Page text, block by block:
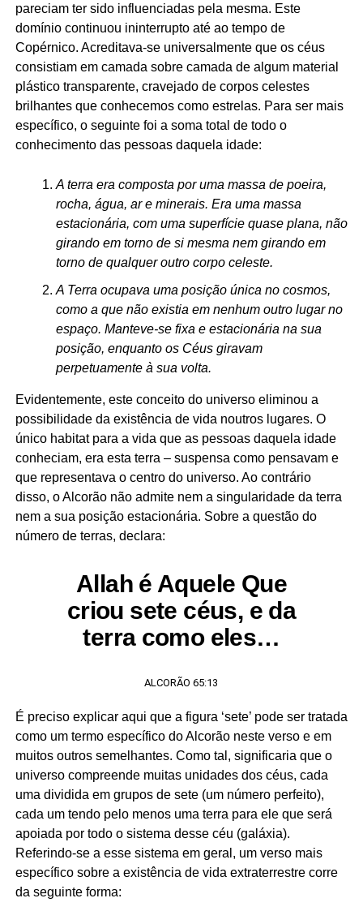
pareciam ter sido influenciadas pela mesma. Este
domínio continuou ininterrupto até ao tempo de
Copérnico. Acreditava-se universalmente que os céus
consistiam em camada sobre camada de algum material
plástico transparente, cravejado de corpos celestes
brilhantes que conhecemos como estrelas. Para ser mais
específico, o seguinte foi a soma total de todo o
conhecimento das pessoas daquela idade:
A terra era composta por uma massa de poeira,
rocha, água, ar e minerais. Era uma massa
estacionária, com uma superfície quase plana, não
girando em torno de si mesma nem girando em
torno de qualquer outro corpo celeste.
A Terra ocupava uma posição única no cosmos,
como a que não existia em nenhum outro lugar no
espaço. Manteve-se fixa e estacionária na sua
posição, enquanto os Céus giravam
perpetuamente à sua volta.
Evidentemente, este conceito do universo eliminou a
possibilidade da existência de vida noutros lugares. O
único habitat para a vida que as pessoas daquela idade
conheciam, era esta terra – suspensa como pensavam e
que representava o centro do universo. Ao contrário
disso, o Alcorão não admite nem a singularidade da terra
nem a sua posição estacionária. Sobre a questão do
número de terras, declara:
Allah é Aquele Que
criou sete céus, e da
terra como eles…
ALCORÃO 65:13
É preciso explicar aqui que a figura ‘sete’ pode ser tratada
como um termo específico do Alcorão neste verso e em
muitos outros semelhantes. Como tal, significaria que o
universo compreende muitas unidades dos céus, cada
uma dividida em grupos de sete (um número perfeito),
cada um tendo pelo menos uma terra para ele que será
apoiada por todo o sistema desse céu (galáxia).
Referindo-se a esse sistema em geral, um verso mais
específico sobre a existência de vida extraterrestre corre
da seguinte forma: